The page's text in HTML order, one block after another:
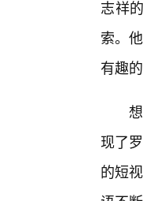
志祥
索。
有趣
现了
的短